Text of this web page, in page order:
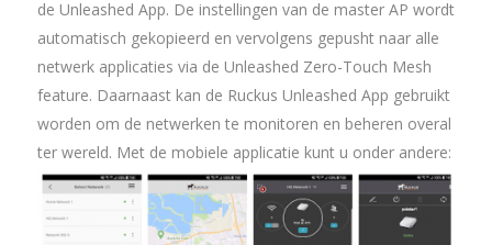
de Unleashed App. De instellingen van de master AP wordt
automatisch gekopieerd en vervolgens gepusht naar alle
netwerk applicaties via de Unleashed Zero-Touch Mesh
feature. Daarnaast kan de Ruckus Unleashed App gebruikt
worden om de netwerken te monitoren en beheren overal
ter wereld. Met de mobiele applicatie kunt u onder andere: